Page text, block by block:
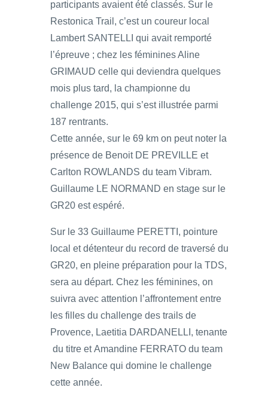
participants avaient été classés. Sur le
Restonica Trail, c’est un coureur local
Lambert SANTELLI qui avait remporté
l’épreuve ; chez les féminines Aline
GRIMAUD celle qui deviendra quelques
mois plus tard, la championne du
challenge 2015, qui s’est illustrée parmi
187 rentrants.
Cette année, sur le 69 km on peut noter la
présence de Benoit DE PREVILLE et
Carlton ROWLANDS du team Vibram.
Guillaume LE NORMAND en stage sur le
GR20 est espéré.
Sur le 33 Guillaume PERETTI, pointure
local et détenteur du record de traversé du
GR20, en pleine préparation pour la TDS,
sera au départ. Chez les féminines, on
suivra avec attention l’affrontement entre
les filles du challenge des trails de
Provence, Laetitia DARDANELLI, tenante
du titre et Amandine FERRATO du team
New Balance qui domine le challenge
cette année.